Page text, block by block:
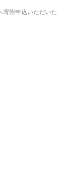
寄附申込いただい